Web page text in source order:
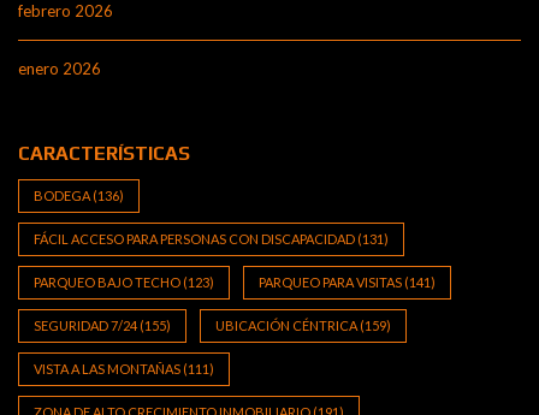
febrero 2026
enero 2026
CARACTERÍSTICAS
BODEGA (136)
FÁCIL ACCESO PARA PERSONAS CON DISCAPACIDAD (131)
PARQUEO BAJO TECHO (123) PARQUEO PARA VISITAS (141)
SEGURIDAD 7/24 (155) UBICACIÓN CÉNTRICA (159)
VISTA A LAS MONTAÑAS (111)